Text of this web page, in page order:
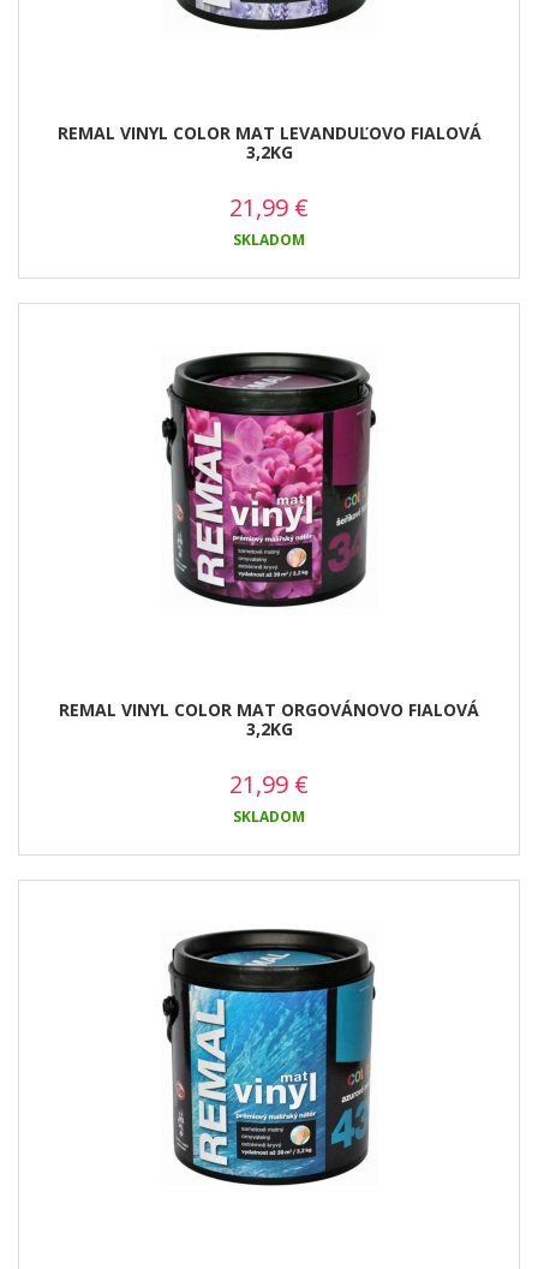
REMAL VINYL COLOR MAT LEVANDUĽOVO FIALOVÁ
3,2KG
21,99 €
SKLADOM
REMAL VINYL COLOR MAT ORGOVÁNOVO FIALOVÁ
3,2KG
21,99 €
SKLADOM